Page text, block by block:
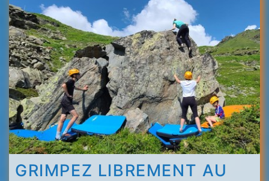
Menuires
-
Val
Thorens
GRIMPEZ LIBREMENT AU